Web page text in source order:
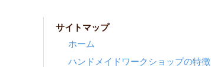
サイトマップ
ホーム
ハンドメイドワークショップの特徴